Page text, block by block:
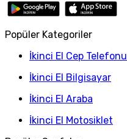
Popüler Kategoriler
İkinci El Cep Telefonu
İkinci El Bilgisayar
İkinci El Araba
İkinci El Motosiklet